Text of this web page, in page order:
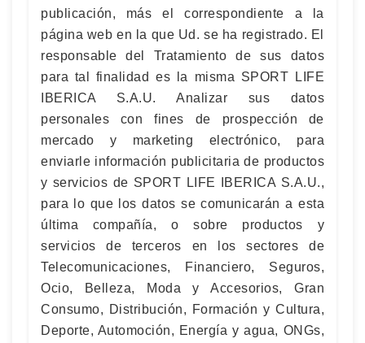
publicación, más el correspondiente a la
página web en la que Ud. se ha registrado. El
responsable del Tratamiento de sus datos
para tal finalidad es la misma SPORT LIFE
IBERICA S.A.U. Analizar sus datos
personales con fines de prospección de
mercado y marketing electrónico, para
enviarle información publicitaria de productos
y servicios de SPORT LIFE IBERICA S.A.U.,
para lo que los datos se comunicarán a esta
última compañía, o sobre productos y
servicios de terceros en los sectores de
Telecomunicaciones, Financiero, Seguros,
Ocio, Belleza, Moda y Accesorios, Gran
Consumo, Distribución, Formación y Cultura,
Deporte, Automoción, Energía y agua, ONGs,